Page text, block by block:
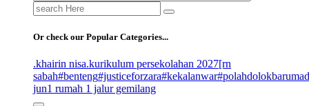
Search
for:
Or check our Popular Categories...
.khairin nisa.kurikulum persekolahan 2027[rn
sabah#benteng#justiceforzara#kekalanwar
jun1 rumah 1 jalur gemilang